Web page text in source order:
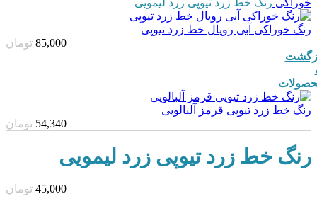
رنگ خوراکی آبی رویال خط زرد تیوپی
85,000 تومان
رنگ خط زرد تیوپی قرمز آلبالویی
54,340 تومان
رنگ خط زرد تیوپی زرد لیمویی
45,000 تومان